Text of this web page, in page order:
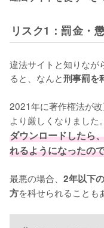
リスク1：罰金・
違法サイトと知りなが
ると、なんと刑事罰を
2021年に著作権法が
より厳しくなりました。
ダウンロードしたら
れるようになったの
最悪の場合、 2年以下
方を科せられることも